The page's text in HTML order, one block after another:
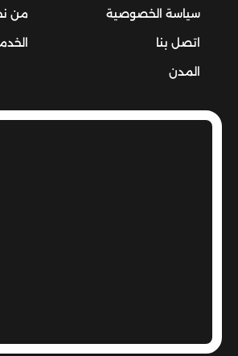
سياسة الخصوصية
من
اتصل بنا
المدن